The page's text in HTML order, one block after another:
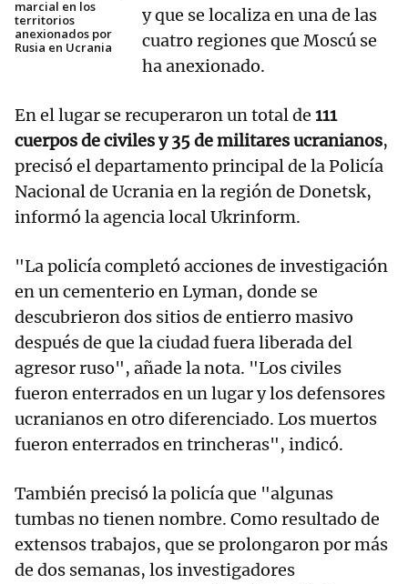
marcial en los
territorios
anexionados por
Rusia en Ucrania
y que se localiza en una de las
cuatro regiones que Moscú se
ha anexionado.
En el lugar se recuperaron un total de 111
cuerpos de civiles y 35 de militares ucranianos,
precisó el departamento principal de la Policía
Nacional de Ucrania en la región de Donetsk,
informó la agencia local Ukrinform.
"La policía completó acciones de investigación
en un cementerio en Lyman, donde se
descubrieron dos sitios de entierro masivo
después de que la ciudad fuera liberada del
agresor ruso", añade la nota. "Los civiles
fueron enterrados en un lugar y los defensores
ucranianos en otro diferenciado. Los muertos
fueron enterrados en trincheras", indicó.
También precisó la policía que "algunas
tumbas no tienen nombre. Como resultado de
extensos trabajos, que se prolongaron por más
de dos semanas, los investigadores